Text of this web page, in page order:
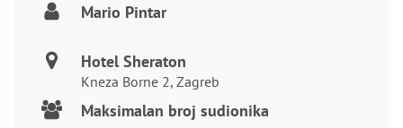
Mario Pintar
Hotel Sheraton
Kneza Borne 2, Zagreb
Maksimalan broj sudionika